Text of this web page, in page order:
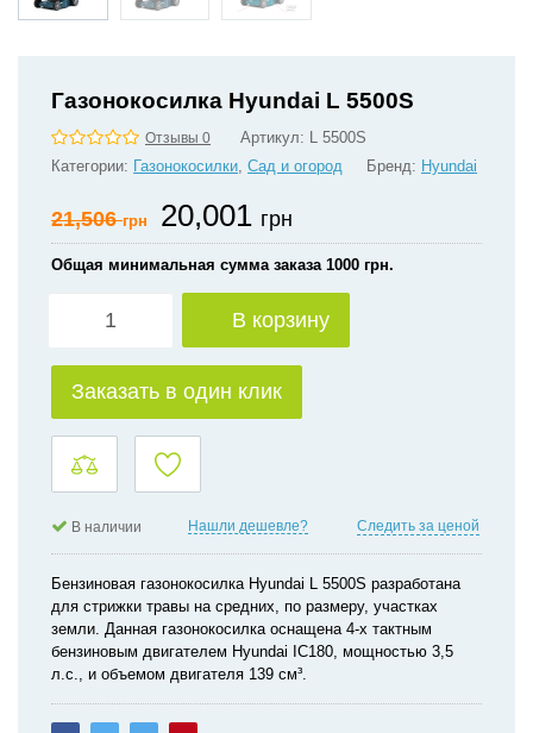
Газонокосилка Hyundai L 5500S
Отзывы 0 Артикул: L 5500S
Категории: Газонокосилки, Сад и огород Бренд: Hyundai
21,506грн 20,001 грн
Общая минимальная сумма заказа 1000 грн.
В корзину
Заказать в один клик
В наличии Нашли дешевле? Следить за ценой
Бензиновая газонокосилка Hyundai L 5500S разработана
для стрижки травы на средних, по размеру, участках
земли. Данная газонокосилка оснащена 4-х тактным
бензиновым двигателем Hyundai IC180, мощностью 3,5
л.с., и объемом двигателя 139 см³.